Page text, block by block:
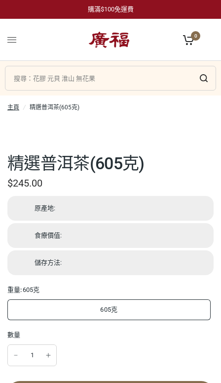
購滿$100免運費
0
主頁 / 精選普洱茶(605克)
精選普洱茶(605克)
$245.00
原產地:
食療價值:
儲存方法:
重量:605克
605克
數量